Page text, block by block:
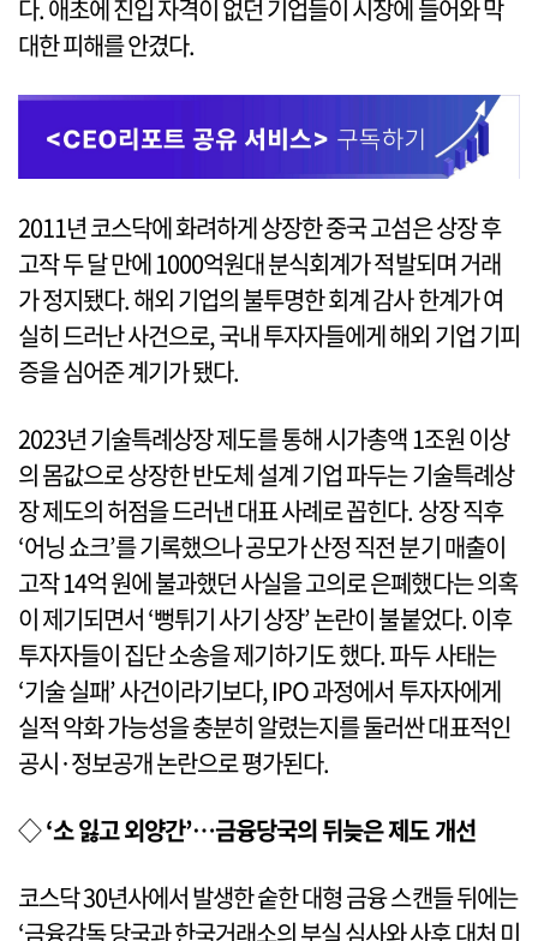
다. 애초에 진입 자격이 없던 기업들이 시장에 들어와 막
대한 피해를 안겼다.
2011년 코스닥에 화려하게 상장한 중국 고섬은 상장 후
고작 두 달 만에 1000억원대 분식회계가 적발되며 거래
가 정지됐다. 해외 기업의 불투명한 회계 감사 한계가 여
실히 드러난 사건으로, 국내 투자자들에게 해외 기업 기피
증을 심어준 계기가 됐다.
2023년 기술특례상장 제도를 통해 시가총액 1조원 이상
의 몸값으로 상장한 반도체 설계 기업 파두는 기술특례상
장 제도의 허점을 드러낸 대표 사례로 꼽힌다. 상장 직후
‘어닝 쇼크’를 기록했으나 공모가 산정 직전 분기 매출이
고작 14억 원에 불과했던 사실을 고의로 은폐했다는 의혹
이 제기되면서 ‘뻥튀기 사기 상장’ 논란이 불붙었다. 이후
투자자들이 집단 소송을 제기하기도 했다. 파두 사태는
‘기술 실패’ 사건이라기보다, IPO 과정에서 투자자에게
실적 악화 가능성을 충분히 알렸는지를 둘러싼 대표적인
공시·정보공개 논란으로 평가된다.
◇‘소 잃고 외양간’…금융당국의 뒤늦은 제도 개선
코스닥 30년사에서 발생한 숱한 대형 금융 스캔들 뒤에는
‘금융감독 당국과 한국거래소의 부실 심사와 사후 대처 미